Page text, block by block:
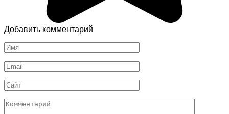
Добавить комментарий
Имя
*
Email
*
Сайт
Комментарий